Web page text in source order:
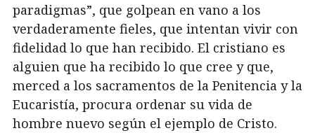
paradigmas”, que golpean en vano a los
verdaderamente fieles, que intentan vivir con
fidelidad lo que han recibido. El cristiano es
alguien que ha recibido lo que cree y que,
merced a los sacramentos de la Penitencia y la
Eucaristía, procura ordenar su vida de
hombre nuevo según el ejemplo de Cristo.